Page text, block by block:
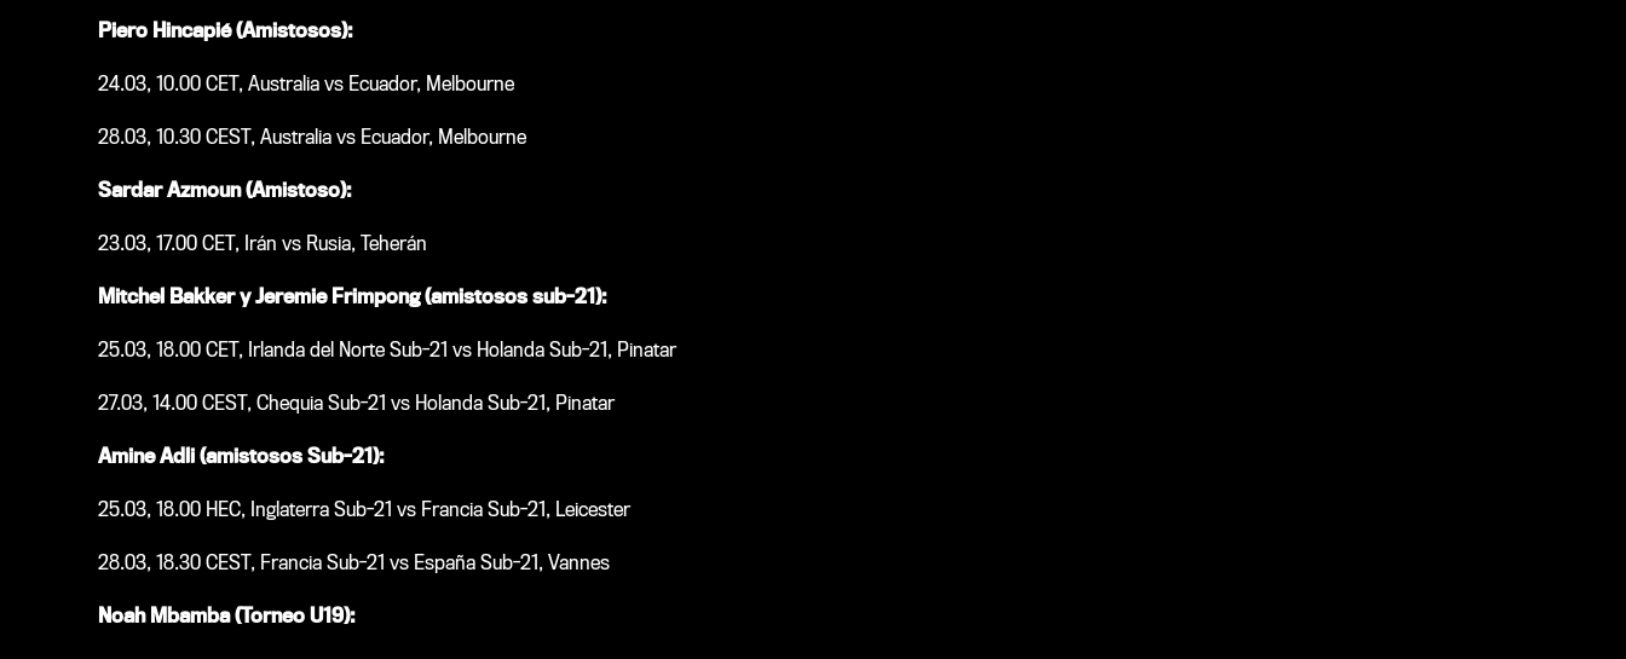
Piero Hincapié (Amistosos):
24.03, 10.00 CET, Australia vs Ecuador, Melbourne
28.03, 10.30 CEST, Australia vs Ecuador, Melbourne
Sardar Azmoun (Amistoso):
23.03, 17.00 CET, Irán vs Rusia, Teherán
Mitchel Bakker y Jeremie Frimpong (amistosos sub-21):
25.03, 18.00 CET, Irlanda del Norte Sub-21 vs Holanda Sub-21, Pinatar
27.03, 14.00 CEST, Chequia Sub-21 vs Holanda Sub-21, Pinatar
Amine Adli (amistosos Sub-21):
25.03, 18.00 HEC, Inglaterra Sub-21 vs Francia Sub-21, Leicester
28.03, 18.30 CEST, Francia Sub-21 vs España Sub-21, Vannes
Noah Mbamba (Torneo U19):